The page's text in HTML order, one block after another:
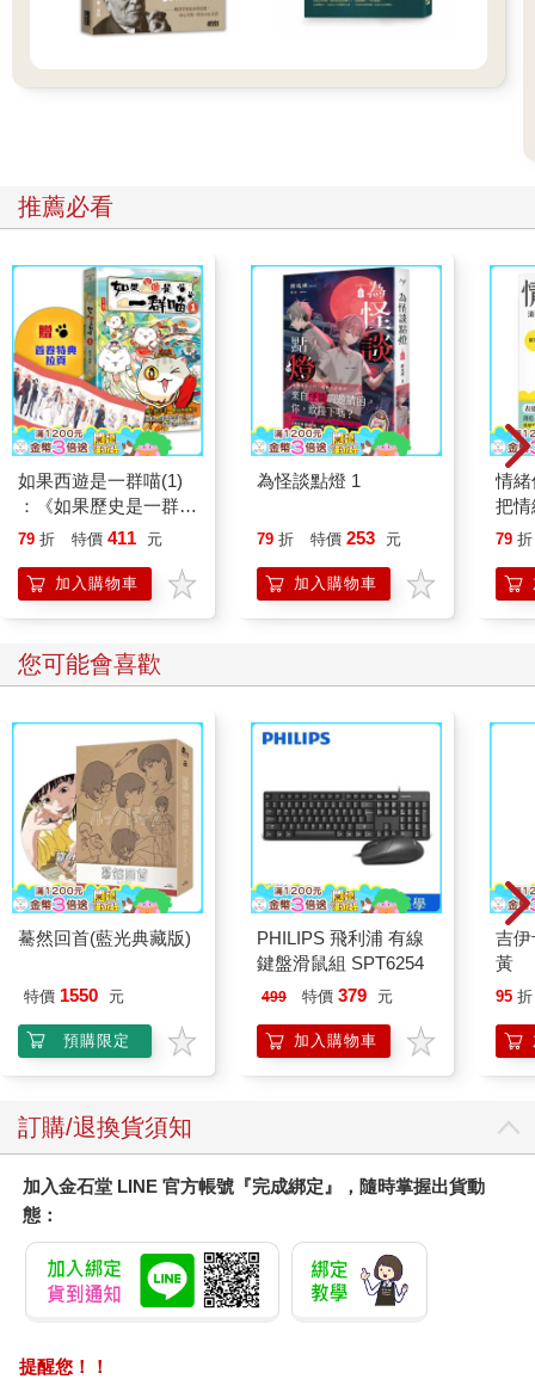
推薦必看
如果西遊是一群喵(1)
：《如果歷史是一群
喵》作者最新力作，附
79 折 特價 411 元
加入購物車
為怪談點燈 1
79 折 特價 253 元
加入購物車
情
把
誰
79 折
您可能會喜歡
驀然回首(藍光典藏版)
特價 1550 元
預購限定
PHILIPS 飛利浦 有線
鍵盤滑鼠組 SPT6254
499 特價 379 元
加入購物車
吉
黃
95 折
訂購/退換貨須知
加入金石堂 LINE 官方帳號『完成綁定』，隨時掌握出貨動
態：
提醒您！！